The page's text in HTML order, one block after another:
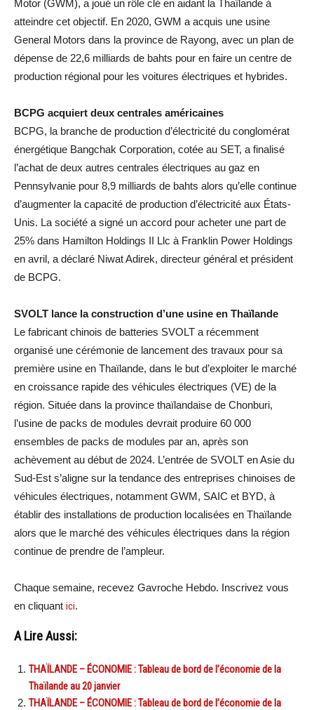
Motor (GWM), a joué un rôle clé en aidant la Thaïlande à
atteindre cet objectif. En 2020, GWM a acquis une usine
General Motors dans la province de Rayong, avec un plan de
dépense de 22,6 milliards de bahts pour en faire un centre de
production régional pour les voitures électriques et hybrides.
BCPG acquiert deux centrales américaines
BCPG, la branche de production d’électricité du conglomérat
énergétique Bangchak Corporation, cotée au SET, a finalisé
l’achat de deux autres centrales électriques au gaz en
Pennsylvanie pour 8,9 milliards de bahts alors qu’elle continue
d’augmenter la capacité de production d’électricité aux États-
Unis. La société a signé un accord pour acheter une part de
25% dans Hamilton Holdings II Llc à Franklin Power Holdings
en avril, a déclaré Niwat Adirek, directeur général et président
de BCPG.
SVOLT lance la construction d’une usine en Thaïlande
Le fabricant chinois de batteries SVOLT a récemment
organisé une cérémonie de lancement des travaux pour sa
première usine en Thaïlande, dans le but d’exploiter le marché
en croissance rapide des véhicules électriques (VE) de la
région. Située dans la province thaïlandaise de Chonburi,
l’usine de packs de modules devrait produire 60 000
ensembles de packs de modules par an, après son
achèvement au début de 2024. L’entrée de SVOLT en Asie du
Sud-Est s’aligne sur la tendance des entreprises chinoises de
véhicules électriques, notamment GWM, SAIC et BYD, à
établir des installations de production localisées en Thaïlande
alors que le marché des véhicules électriques dans la région
continue de prendre de l’ampleur.
Chaque semaine, recevez Gavroche Hebdo. Inscrivez vous
en cliquant ici.
A Lire Aussi:
THAÏLANDE – ÉCONOMIE : Tableau de bord de l’économie de la
Thaïlande au 20 janvier
THAÏLANDE – ÉCONOMIE : Tableau de bord de l’économie de la